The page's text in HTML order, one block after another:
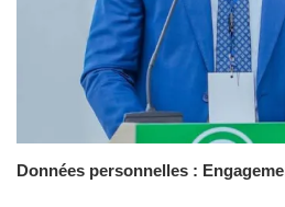
Données personnelles :